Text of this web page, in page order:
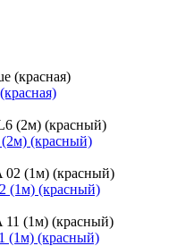
(красный)
(1м) (красный)
(1м) (красный)